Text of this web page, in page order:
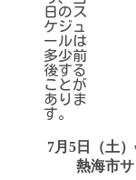
日のス
ケジュ
ールは
多少前
後する
ことが
ありま
す。
7月5日（土
熱海市